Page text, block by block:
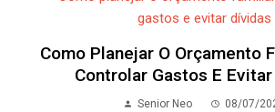
Como Planejar O Orçamento
Controlar Gastos E
Senior Neo 08/07/